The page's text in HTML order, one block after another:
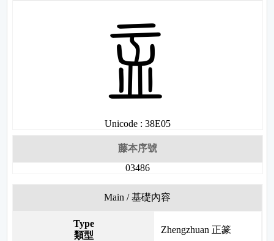
尅
Unicode : 38E05
藤本序號
03486
Main / 基礎內容
Type
類型
Zhengzhuan 正篆